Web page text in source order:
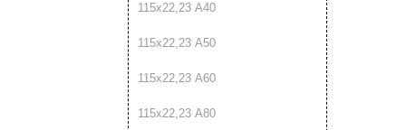
115х22,23 A40
115х22,23 A50
115х22,23 A60
115х22,23 A80